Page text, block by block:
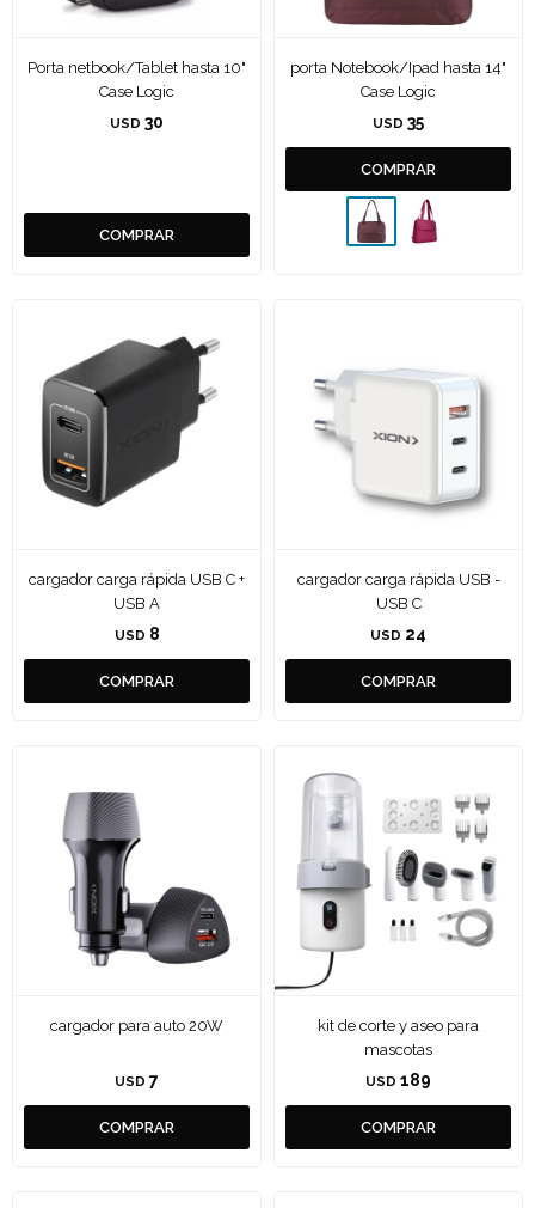
Porta netbook/Tablet hasta 10"
Case Logic
USD 30
porta Notebook/Ipad hasta 14"
Case Logic
USD 35
cargador carga rápida USB C +
USB A
USD 8
cargador carga rápida USB -
USB C
USD 24
cargador para auto 20W
USD 7
kit de corte y aseo para
mascotas
USD 189